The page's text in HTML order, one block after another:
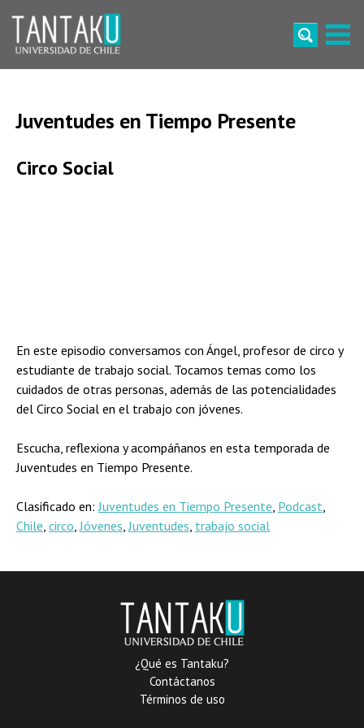
content
Juventudes en Tiempo Presente
Circo Social
En este episodio conversamos con Ángel, profesor de circo y
estudiante de trabajo social. Tocamos temas como los
cuidados de otras personas, además de las potencialidades
del Circo Social en el trabajo con jóvenes.
Escucha, reflexiona y acompáñanos en esta temporada de
Juventudes en Tiempo Presente.
Clasificado en:Juventudes en Tiempo Presente, Podcast,
Chile, circo,Jóvenes,Juventudes, trabajo social
¿Qué es Tantaku?
Contáctanos
Términos de uso